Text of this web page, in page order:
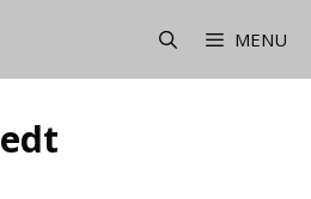
MENU